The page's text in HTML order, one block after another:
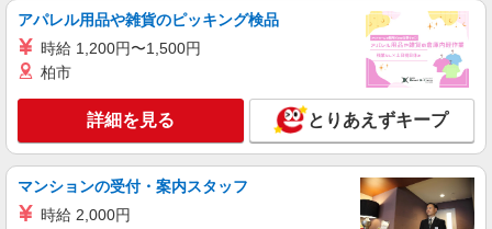
時給1300円 ＜高校生＞時給1250円
東京都渋谷区本町1-2-5 初台AIビル1F
詳細を見る
ケンタッキーフライドチキン 恵比寿駅前店
カウンター・キッチンスタッフ ＜優先募集日
アパレル用品や雑貨のピッキング検品
時給 1,200円〜1,500円
柏市
詳細を見る とりあえずキープ
マンションの受付・案内スタッフ
時給 2,000円